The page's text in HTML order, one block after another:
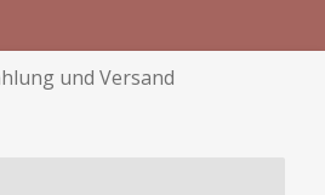
und Versand